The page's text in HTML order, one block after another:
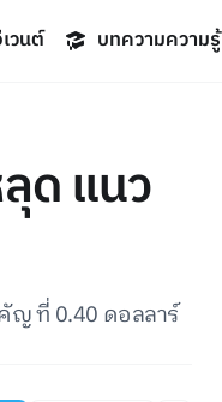
วนต์ บทความความรู้
ด แนว
ญ ที่ 0.40 ดอลลาร์